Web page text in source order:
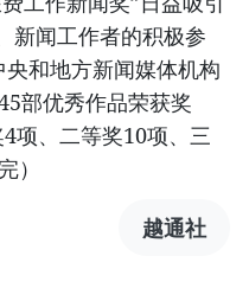
新闻工作者的积极参
和地方新闻媒体机构
部优秀作品荣获奖
项、二等奖10项、三
）
越通社